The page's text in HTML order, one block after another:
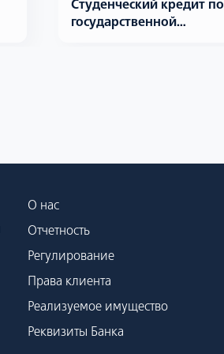
Студенческий кредит по
государственной
О нас
Отчетность
Регулирование
Права клиента
Реализуемое имущество
Реквизиты Банка